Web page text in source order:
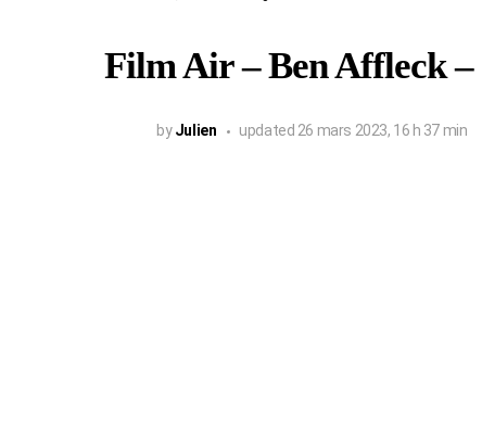
Film Air – Ben Affleck
by Julien updated 26 mars 2023, 16 h 37 min